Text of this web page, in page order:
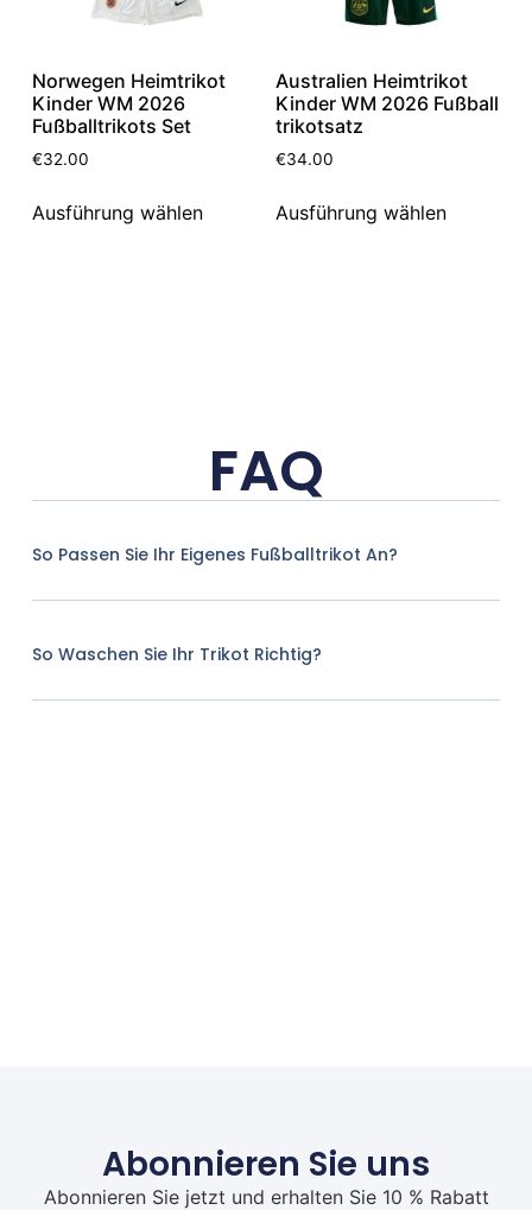
Norwegen Heimtrikot
Kinder WM 2026
Fußballtrikots Set
€32.00
Ausführung wählen
Australien Heimtrikot
Kinder WM 2026 Fußball
trikotsatz
€34.00
Ausführung wählen
FAQ
So Passen Sie Ihr Eigenes Fußballtrikot An?
So Waschen Sie Ihr Trikot Richtig?
Abonnieren Sie uns
Abonnieren Sie jetzt und erhalten Sie 10 % Rabatt